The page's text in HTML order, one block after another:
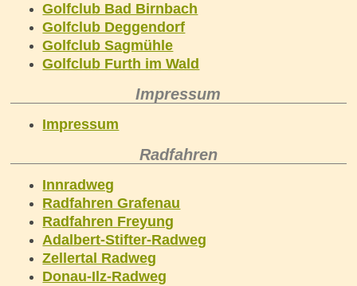
Golfclub Bad Birnbach
Golfclub Deggendorf
Golfclub Sagmühle
Golfclub Furth im Wald
Impressum
Impressum
Radfahren
Innradweg
Radfahren Grafenau
Radfahren Freyung
Adalbert-Stifter-Radweg
Zellertal Radweg
Donau-Ilz-Radweg